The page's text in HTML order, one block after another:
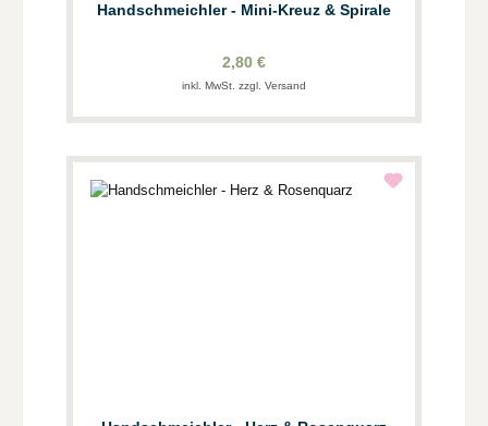
Handschmeichler - Mini-Kreuz & Spirale
2,80 €
inkl. MwSt. zzgl. Versand